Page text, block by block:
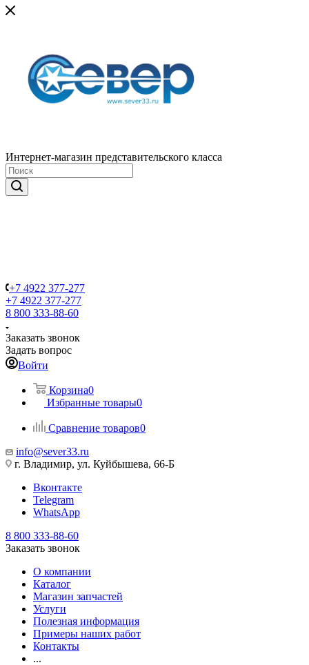
Интернет-магазин представительского класса
+7 4922 377-277
+7 4922 377-277
8 800 333-88-60
Заказать звонок
Задать вопрос
Войти
Корзина0
Избранные товары0
Сравнение товаров0
info@sever33.ru
г. Владимир, ул. Куйбышева, 66-Б
Вконтакте
Telegram
WhatsApp
8 800 333-88-60
Заказать звонок
О компании
Каталог
Магазин запчастей
Услуги
Полезная информация
Примеры наших работ
Контакты
...